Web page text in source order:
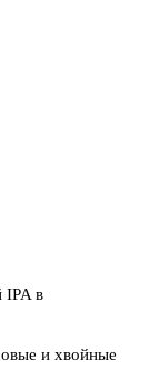
IPA в
и хвойные